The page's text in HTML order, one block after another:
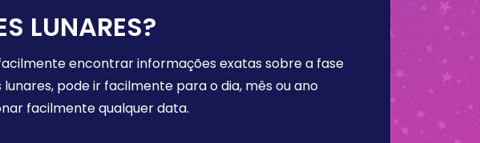
LUNARES?
encontrar informações exatas sobre a fase
pode ir facilmente para o dia, mês ou ano
facilmente qualquer data.